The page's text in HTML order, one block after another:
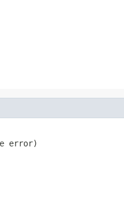
error)